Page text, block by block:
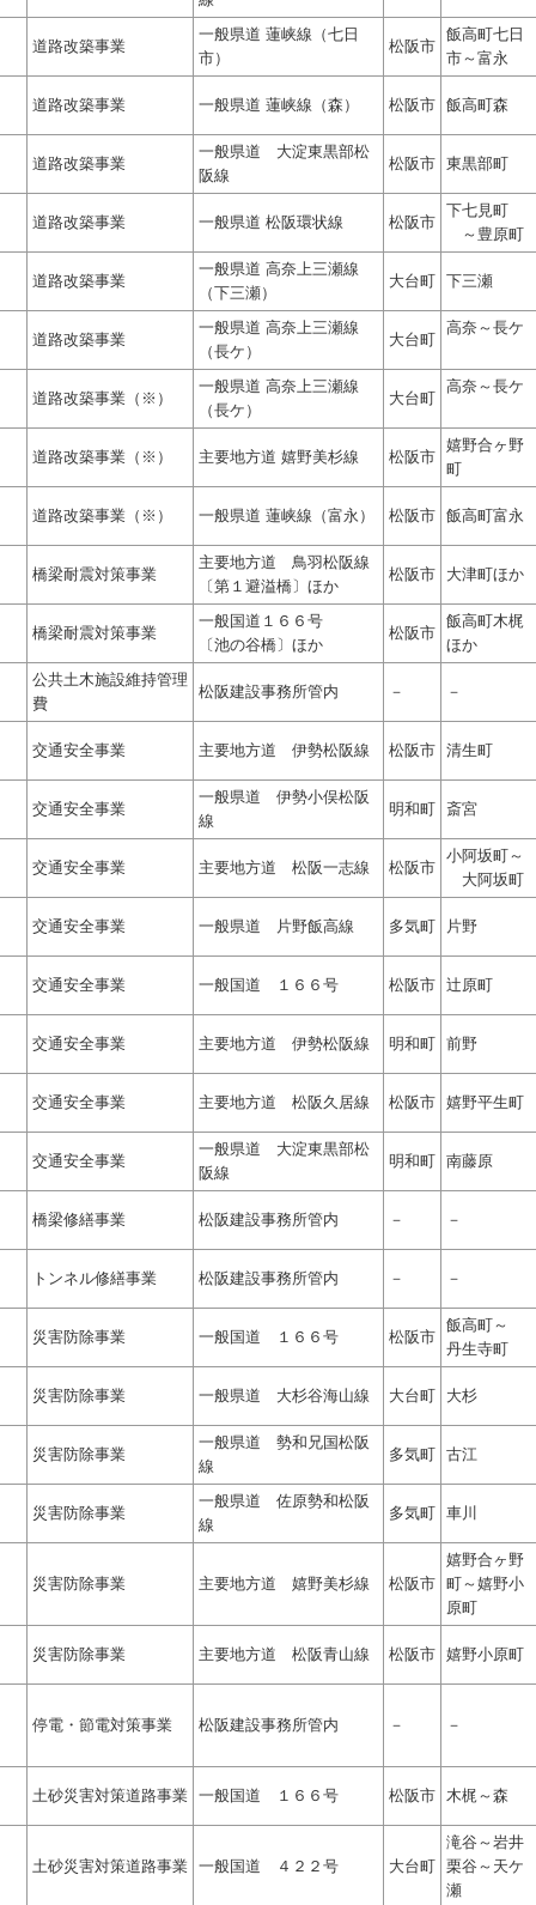
道路改築事業
一般県道 蓮峡線（七日
市）
松阪市
飯高町七日
市～富永
道路改築事業 一般県道 蓮峡線（森） 松阪市 飯高町森
道路改築事業
一般県道 大淀東黒部松
阪線
松阪市 東黒部町
道路改築事業 一般県道 松阪環状線 松阪市
下七見町
～豊原町
道路改築事業
一般県道 高奈上三瀬線
（下三瀬）
大台町 下三瀬
道路改築事業
一般県道 高奈上三瀬線
（長ケ）
大台町
高奈～長ケ
道路改築事業（※）
一般県道 高奈上三瀬線
（長ケ）
大台町
高奈～長ケ
道路改築事業（※） 主要地方道 嬉野美杉線 松阪市
嬉野合ヶ野
町
道路改築事業（※） 一般県道 蓮峡線（富永） 松阪市 飯高町富永
橋梁耐震対策事業
主要地方道 鳥羽松阪線
〔第１避溢橋〕ほか
松阪市 大津町ほか
橋梁耐震対策事業
一般国道１６６号
〔池の谷橋〕ほか
松阪市
飯高町木梶
ほか
公共土木施設維持管理
費
松阪建設事務所管内 － －
交通安全事業 主要地方道 伊勢松阪線 松阪市 清生町
交通安全事業
一般県道 伊勢小俣松阪
線
明和町 斎宮
交通安全事業 主要地方道 松阪一志線 松阪市
小阿坂町～
大阿坂町
交通安全事業 一般県道 片野飯高線 多気町 片野
交通安全事業 一般国道 １６６号 松阪市 辻原町
交通安全事業 主要地方道 伊勢松阪線 明和町 前野
交通安全事業 主要地方道 松阪久居線 松阪市 嬉野平生町
交通安全事業
一般県道 大淀東黒部松
阪線
明和町 南藤原
橋梁修繕事業 松阪建設事務所管内 － －
トンネル修繕事業 松阪建設事務所管内 － －
災害防除事業 一般国道 １６６号 松阪市
飯高町～
丹生寺町
災害防除事業 一般県道 大杉谷海山線 大台町 大杉
災害防除事業
一般県道 勢和兄国松阪
線
多気町 古江
災害防除事業
一般県道 佐原勢和松阪
線
多気町 車川
災害防除事業 主要地方道 嬉野美杉線 松阪市
嬉野合ヶ野
町～嬉野小
原町
災害防除事業 主要地方道 松阪青山線 松阪市 嬉野小原町
停電・節電対策事業 松阪建設事務所管内 － －
土砂災害対策道路事業 一般国道 １６６号 松阪市 木梶～森
土砂災害対策道路事業 一般国道 ４２２号 大台町
滝谷～岩井
栗谷～天ケ
瀬